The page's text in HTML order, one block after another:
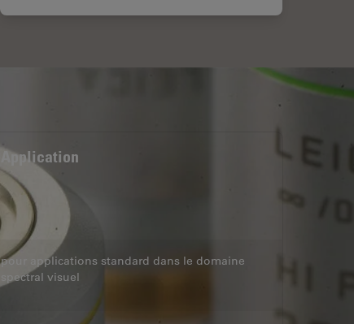
Application
pour applications standard dans le domaine
spectral visuel